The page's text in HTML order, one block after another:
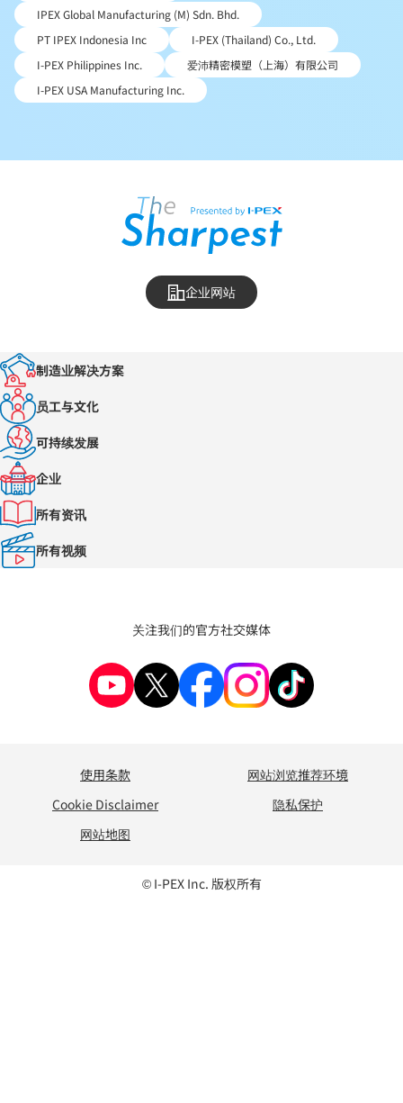
IPEX Global Manufacturing (M) Sdn. Bhd.
PT IPEX Indonesia Inc
I-PEX (Thailand) Co., Ltd.
I-PEX Philippines Inc.
爱沛精密模塑（上海）有限公司
I-PEX USA Manufacturing Inc.
企业网站
制造业解决方案
员工与文化
可持续发展
企业
所有资讯
所有视频
关注我们的官方社交媒体
使用条款
网站浏览推荐环境
Cookie Disclaimer
隐私保护
网站地图
© I-PEX Inc. 版权所有